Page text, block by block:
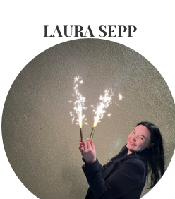
LAURA SEPP